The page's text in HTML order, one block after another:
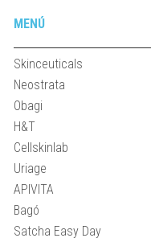
MENÚ
Skinceuticals
Neostrata
Obagi
H&T
Cellskinlab
Uriage
APIVITA
Bagó
Satcha Easy Day